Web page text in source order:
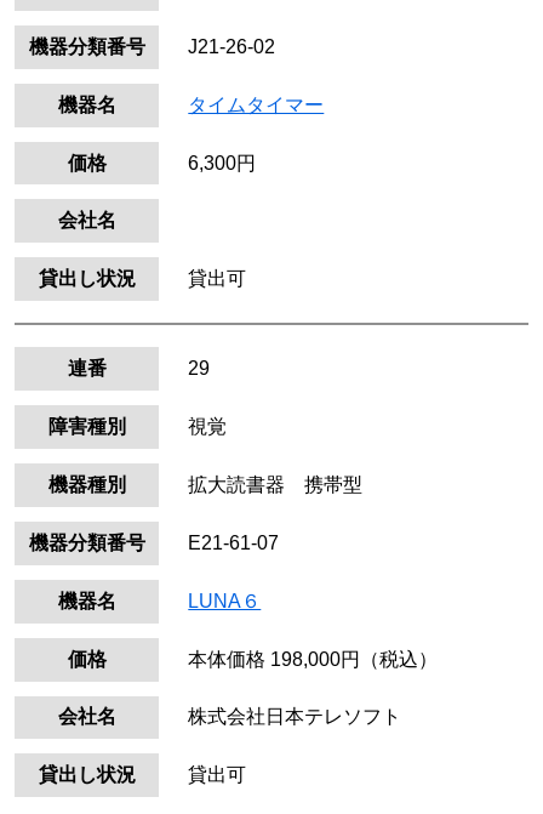
機器分類番号 J21-26-02
機器名 タイムタイマー
価格 6,300円
会社名
貸出し状況 貸出可
連番 29
障害種別 視覚
機器種別 拡大読書器 携帯型
機器分類番号 E21-61-07
機器名 LUNA６
価格 本体価格 198,000円（税込）
会社名 株式会社日本テレソフト
貸出し状況 貸出可